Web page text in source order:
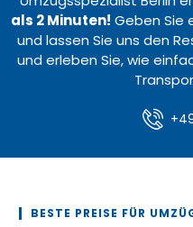
als 2 Minuten! Geben Sie
und lassen Sie uns den
und erleben Sie, wie
BESTE PREISE FÜR